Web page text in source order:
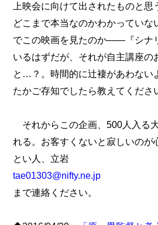
上映会に向けて出されたものと
どこまで本当なのかわかっていな
でこの映画を見たのか――『シナ
いるはずだが、それが自主講座の
と…？。時間的に辻褄があわない
たかご存知でしたら教えてくださ
それからこの企画、500人入る
れる。お客すくないと寂しいのが
とい人、立岩
tae01303@nifty.ne.jp
まで連絡ください。